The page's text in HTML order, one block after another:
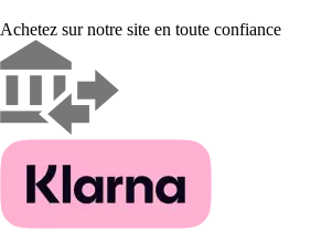
Achetez sur notre site en toute confiance